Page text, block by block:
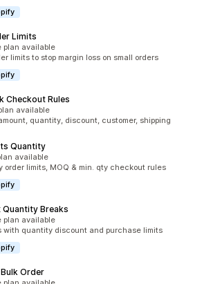
Limits
plan available
limits to stop margin loss on small orders
Checkout Rules
available
quantity, discount, customer, shipping
Quantity
available
order limits, MOQ & min. qty checkout rules
Breaks
plan available
with quantity discount and purchase limits
Order